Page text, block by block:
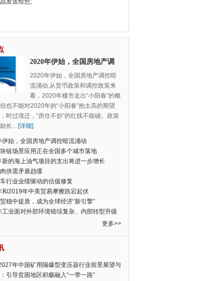
发送给您;
2020年伊始，全国房地产调
控暗流涌动
2020年伊始，全国房地产调控暗
流涌动,从货币政策和调控政策来
看，2020年楼市走出“小阳春”的概
也不能对2020年的“小阳春”抱太高的期望
时过境迁，“房住不炒”的红线不能碰。政策
长…[详细]
始，全国房地产调控暗流涌动
链场景应用正在全国多个城市落地
的海上油气项目的支出将进一步增长
供需矛盾趋缓
行业业绩驱动的估值修复
和2019年中美贸易摩擦跌宕起伏
稳中提质，成为全球经济“新引擎”
业面对外部环境错综复杂、内部转型升级
更多>>
年中国矿用隔爆型变压器行业前景展望与
预测报告
引导贫困地区积极融入“一带一路”